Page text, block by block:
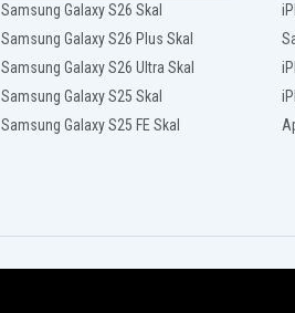
Samsung Galaxy S26 Skal
Samsung Galaxy S26 Plus Skal
Samsung Galaxy S26 Ultra Skal
Samsung Galaxy S25 Skal
Samsung Galaxy S25 FE Skal